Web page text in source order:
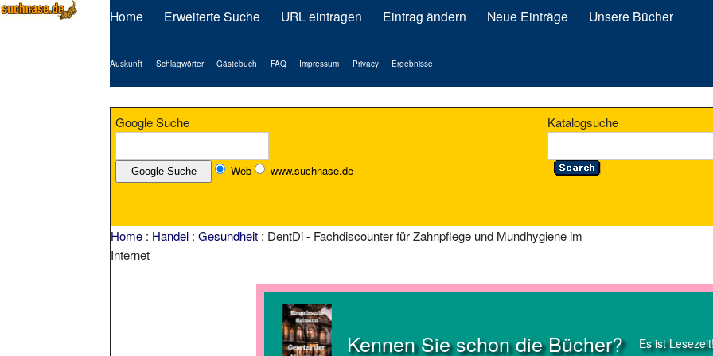
Home Erweiterte Suche URL eintragen Eintrag ändern Neue Einträge Unsere Bücher
Auskunft Schlagwörter Gästebuch FAQ Impressum Privacy Ergebnisse
Google Suche
Web www.suchnase.de
Katalogsuche
Home : Handel :Gesundheit : DentDi - Fachdiscounter für Zahnpflege und Mundhygiene im
Internet
Kennen Sie schon die Bücher? Es ist